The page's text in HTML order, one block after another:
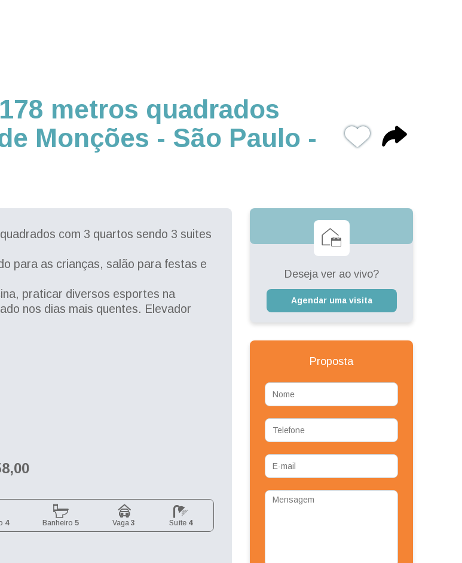
metros quadrados
Monções - São Paulo -
com 3 quartos sendo 3 suites
para as crianças, salão para festas e
praticar diversos esportes na
nos dias mais quentes. Elevador
4 Banheiro 5 Vaga3 Suíte 4
Deseja ver ao vivo?
Agendar uma visita
Proposta
Nome
Telefone
E-
mail
Mensagem